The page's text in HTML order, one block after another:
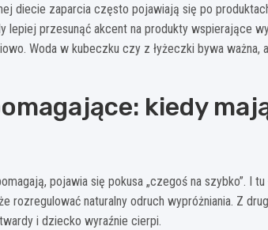
diecie zaparcia często pojawiają się po
lepiej przesunąć akcent na produkty wspierające
Woda w kubeczku czy z łyżeczki bywa ważna,
kiedy
pojawia się pokusa „czegoś na szybko”. I
rozregulować naturalny odruch wypróżniania. Z
i dziecko wyraźnie cierpi.